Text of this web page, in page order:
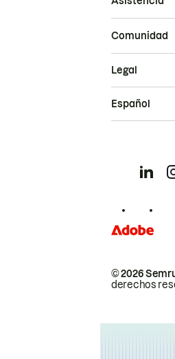
Comunidad
© 2026
derechos
Legal
Español